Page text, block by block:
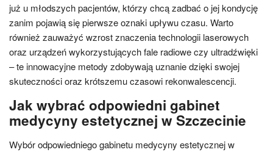
już u młodszych pacjentów, którzy chcą zadbać o jej kondycję
zanim pojawią się pierwsze oznaki upływu czasu. Warto
również zauważyć wzrost znaczenia technologii laserowych
oraz urządzeń wykorzystujących fale radiowe czy ultradźwięki
– te innowacyjne metody zdobywają uznanie dzięki swojej
skuteczności oraz krótszemu czasowi rekonwalescencji.
Jak wybrać odpowiedni gabinet
medycyny estetycznej w Szczecinie
Wybór odpowiedniego gabinetu medycyny estetycznej w